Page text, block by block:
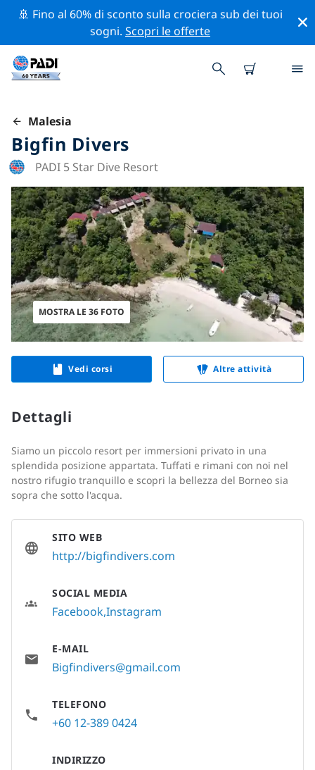
🚢 Fino al 60% di sconto sulla crociera sub dei tuoi
sogni.Scopri le offerte
Malesia
Bigfin Divers
PADI 5 Star Dive Resort
MOSTRA LE 36 FOTO
Vedi corsi Altre attività
Dettagli
Siamo un piccolo resort per immersioni privato in una
splendida posizione appartata. Tuffati e rimani con noi nel
nostro rifugio tranquillo e scopri la bellezza del Borneo sia
sopra che sotto l'acqua.
SITO WEB
http://bigfindivers.com
SOCIAL MEDIA
FacebookInstagram
E-MAIL
Bigfindivers@gmail.com
TELEFONO
+60 12-389 0424
INDIRIZZO